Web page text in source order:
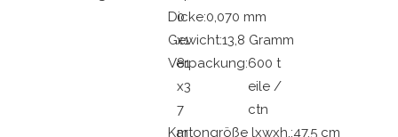
0
x1
81
x3
7
m
Dicke:0,070 mm
Gewicht:13,8 Gramm
Verpackung:600 t
eile /
ctn
Kartongröße lxwxh.:47,5 cm